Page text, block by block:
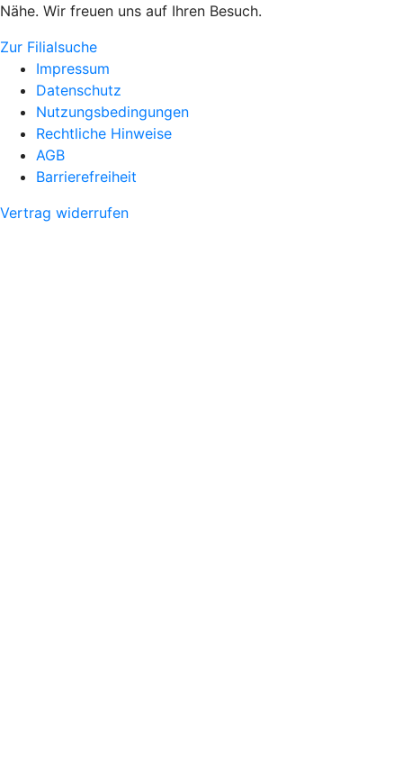
Nähe. Wir freuen uns auf Ihren Besuch.
Zur Filialsuche
Impressum
Datenschutz
Nutzungsbedingungen
Rechtliche Hinweise
AGB
Barrierefreiheit
Vertrag widerrufen